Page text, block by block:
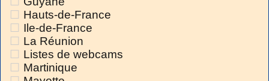
Hauts-de-France
Ile-de-France
La Réunion
Listes de webcams
Martinique